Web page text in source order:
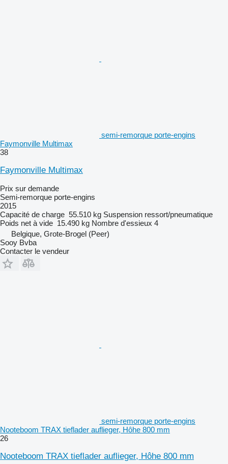
semi-remorque porte-engins
Faymonville Multimax
38
Faymonville Multimax
Prix sur demande
Semi-remorque porte-engins
2015
Capacité de charge 55.510 kg Suspension ressort/pneumatique
Poids net à vide 15.490 kg Nombre d'essieux 4
Belgique, Grote-Brogel (Peer)
Sooy Bvba
Contacter le vendeur
semi-remorque porte-engins
Nooteboom TRAX tieflader auflieger, Hôhe 800 mm
26
Nooteboom TRAX tieflader auflieger, Hôhe 800 mm